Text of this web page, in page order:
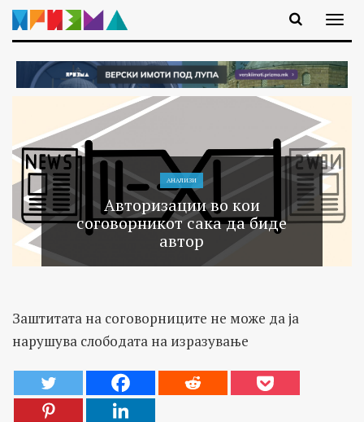
АНАЛИЗИ
Авторизации во кои
соговорникот сака да биде
автор
Заштитата на соговорниците не може да ја
нарушува слободата на изразување